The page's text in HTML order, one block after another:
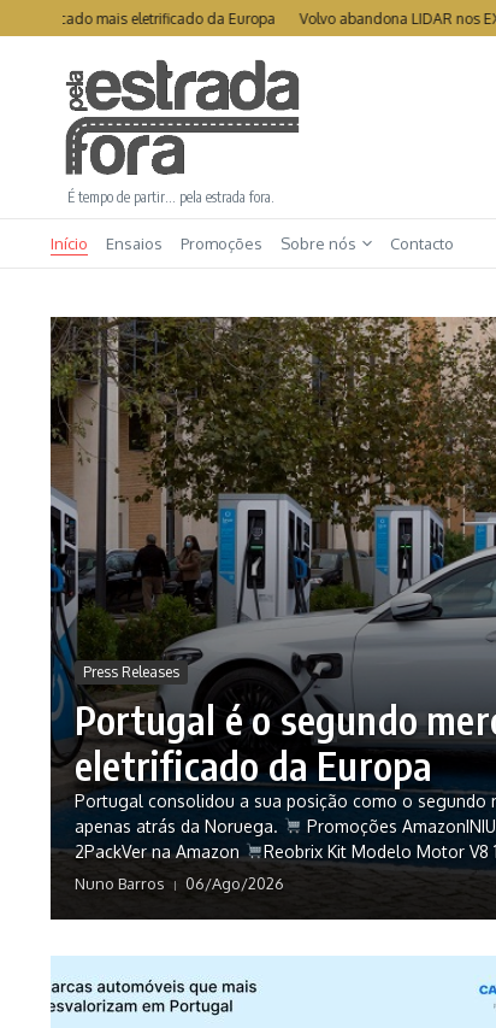
Ir para o conteúdo
mais eletrificado da Europa Volvo abandona LIDAR nos EX90 e
É tempo de partir… pela estrada fora.
Início Ensaios Promoções Sobre nós Contacto
Press Releases
Portugal é o segundo
eletrificado da Europa
Portugal consolidou a sua posição como o segundo
apenas atrás da Noruega.
Promoções
2PackVer na Amazon
Reobrix Kit Modelo Motor V8
Nuno Barros 06/Ago/2026